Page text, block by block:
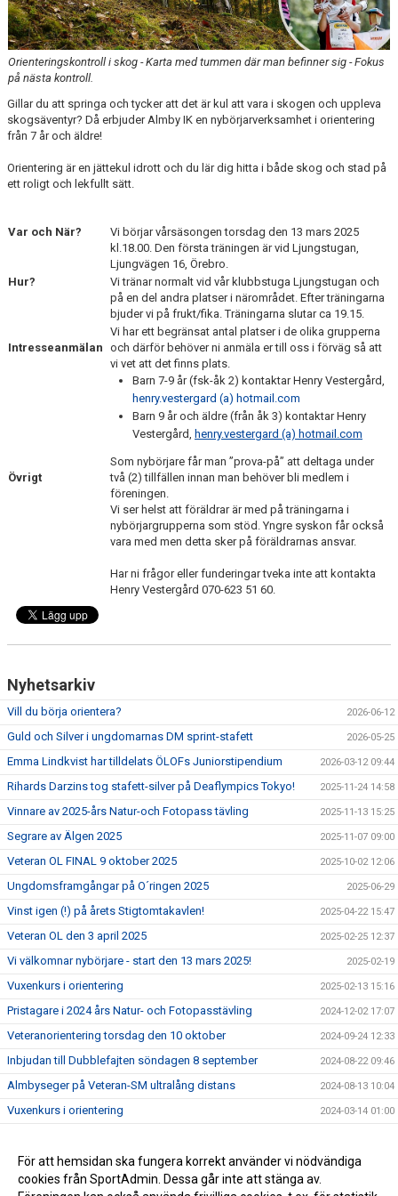
JUNIOR OCH SENIOR
MOTION OCH VETERAN
DOKUMENT
KONTAKT
KARTOR
Orienteringskontroll i skog - Karta med tummen där man befinner sig - Fokus
på nästa kontroll.
Gillar du att springa och tycker att det är kul att vara i skogen och uppleva
skogsäventyr? Då erbjuder Almby IK en nybörjarverksamhet i orientering
från 7 år och äldre!
Orientering är en jättekul idrott och du lär dig hitta i både skog och stad på
ett roligt och lekfullt sätt.
Var och När?
Vi börjar vårsäsongen torsdag den 13 mars 2025
kl.18.00. Den första träningen är vid Ljungstugan,
Ljungvägen 16, Örebro.
Hur?
Vi tränar normalt vid vår klubbstuga Ljungstugan och
på en del andra platser i närområdet. Efter träningarna
bjuder vi på frukt/fika. Träningarna slutar ca 19.15.
Intresseanmälan
Vi har ett begränsat antal platser i de olika grupperna
och därför behöver ni anmäla er till oss i förväg så att
vi vet att det finns plats.
Barn 7-9 år (fsk-åk 2) kontaktar Henry Vestergård,
henry.vestergard (a) hotmail.com
Barn 9 år och äldre (från åk 3) kontaktar Henry
Vestergård,
henry.vestergard (a) hotmail.com
Övrigt
Som nybörjare får man ”prova-på” att deltaga under
två (2) tillfällen innan man behöver bli medlem i
föreningen.
Vi ser helst att föräldrar är med på träningarna i
nybörjargrupperna som stöd. Yngre syskon får också
vara med men detta sker på föräldrarnas ansvar.
Har ni frågor eller funderingar tveka inte att kontakta
Henry Vestergård 070-623 51 60.
Nyhetsarkiv
Vill du börja orientera? 2026-06-12
Guld och Silver i ungdomarnas DM sprint-stafett 2026-05-25
Emma Lindkvist har tilldelats ÖLOFs Juniorstipendium 2026-03-12 09:44
Rihards Darzins tog stafett-silver på Deaflympics Tokyo! 2025-11-24 14:58
Vinnare av 2025-års Natur-och Fotopass tävling 2025-11-13 15:25
Segrare av Älgen 2025 2025-11-07 09:00
Veteran OL FINAL 9 oktober 2025 2025-10-02 12:06
Ungdomsframgångar på O´ringen 2025 2025-06-29
Vinst igen (!) på årets Stigtomtakavlen! 2025-04-22 15:47
Veteran OL den 3 april 2025 2025-02-25 12:37
Vi välkomnar nybörjare - start den 13 mars 2025! 2025-02-19
Vuxenkurs i orientering 2025-02-13 15:16
Pristagare i 2024 års Natur- och Fotopasstävling 2024-12-02 17:07
Veteranorientering torsdag den 10 oktober 2024-09-24 12:33
Inbjudan till Dubblefajten söndagen 8 september 2024-08-22 09:46
Almbyseger på Veteran-SM ultralång distans 2024-08-13 10:04
Vuxenkurs i orientering 2024-03-14 01:00
NATURPASSET & FOTOPASSET 2023-05-16 20:14
Tredje deltävlingen av Ullmax vinterserie 2023 2023-01-08 15:44
För att hemsidan ska fungera korrekt använder vi nödvändiga
cookies från SportAdmin. Dessa går inte att stänga av.